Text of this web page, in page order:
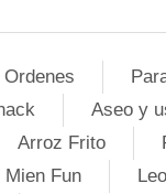
Ordenes
Aseo y
Arroz Frito
Mien Fun